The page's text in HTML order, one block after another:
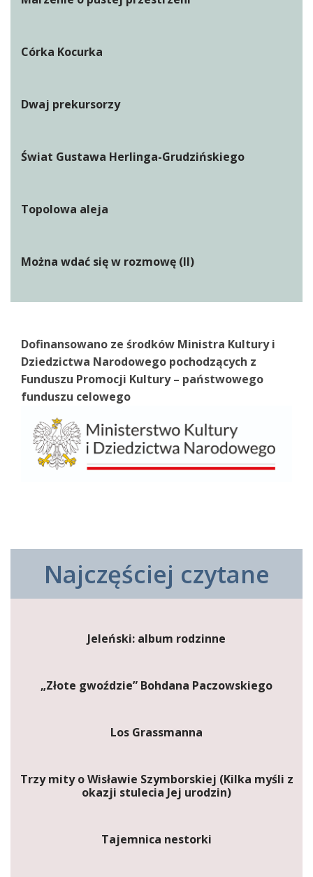
Córka Kocurka
Dwaj prekursorzy
Świat Gustawa Herlinga-Grudzińskiego
Topolowa aleja
Można wdać się w rozmowę (II)
Dofinansowano ze środków Ministra Kultury i
Dziedzictwa Narodowego pochodzących z
Funduszu Promocji Kultury – państwowego
funduszu celowego
Najczęściej czytane
Jeleński: album rodzinne
„Złote gwoździe” Bohdana Paczowskiego
Los Grassmanna
Trzy mity o Wisławie Szymborskiej (Kilka myśli z
okazji stulecia Jej urodzin)
Tajemnica nestorki